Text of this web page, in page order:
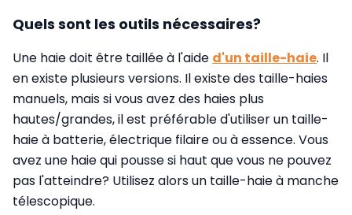
Quels sont les outils nécessaires?
Une haie doit être taillée à l'aide d'un taille-haie. Il
en existe plusieurs versions. Il existe des taille-haies
manuels, mais si vous avez des haies plus
hautes/grandes, il est préférable d'utiliser un taille-
haie à batterie, électrique filaire ou à essence. Vous
avez une haie qui pousse si haut que vous ne pouvez
pas l'atteindre? Utilisez alors un taille-haie à manche
télescopique.